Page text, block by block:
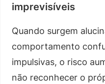
imprevisíveis
Quando surgem
comportamento
impulsivas, o risco
não reconhecer o